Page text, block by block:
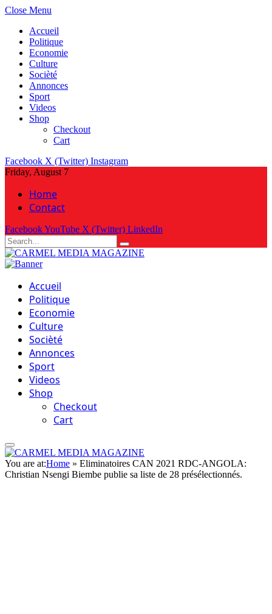
Close Menu
Accueil
Politique
Economie
Culture
Socièté
Annonces
Sport
Videos
Shop
Checkout
Cart
Facebook X (Twitter) Instagram
Friday, August 7
Home
Contact
FacebookYouTube X (Twitter) LinkedIn
Accueil
Politique
Economie
Culture
Socièté
Annonces
Sport
Videos
Shop
Checkout
Cart
You are at:Home » Eliminatoires CAN 2021 RDC-ANGOLA:
Christian Nsengi Biembe publie sa liste de 28 présélectionnés.